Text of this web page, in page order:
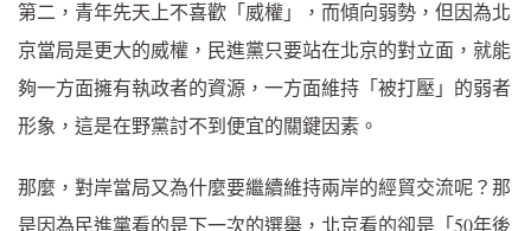
第二，青年先天上不喜歡「威權」，而傾向弱勢，但因為北
京當局是更大的威權，民進黨只要站在北京的對立面，就能
夠一方面擁有執政者的資源，一方面維持「被打壓」的弱者
形象，這是在野黨討不到便宜的關鍵因素。
那麼，對岸當局又為什麼要繼續維持兩岸的經貿交流呢？那
是因為民進黨看的是下一次的選舉，北京看的卻是「50年後